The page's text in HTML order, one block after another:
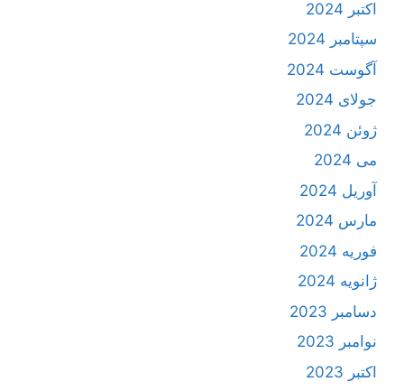
اکتبر 2024
سپتامبر 2024
آگوست 2024
جولای 2024
ژوئن 2024
می 2024
آوریل 2024
مارس 2024
فوریه 2024
ژانویه 2024
دسامبر 2023
نوامبر 2023
اکتبر 2023